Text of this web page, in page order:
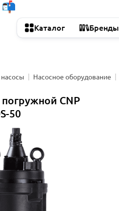
Каталог Бренды
Насосное оборудование
CNP
50